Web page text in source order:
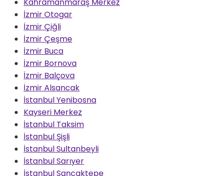
Kahramanmaraş Merkez
İzmir Otogar
İzmir Çiğli
İzmir Çeşme
İzmir Buca
İzmir Bornova
İzmir Balçova
İzmir Alsancak
İstanbul Yenibosna
Kayseri Merkez
İstanbul Taksim
İstanbul Şişli
İstanbul Sultanbeyli
İstanbul Sarıyer
İstanbul Sancaktepe